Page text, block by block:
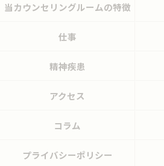
当カウンセリングルームの特徴
仕事
精神疾患
アクセス
コラム
プライバシーポリシー